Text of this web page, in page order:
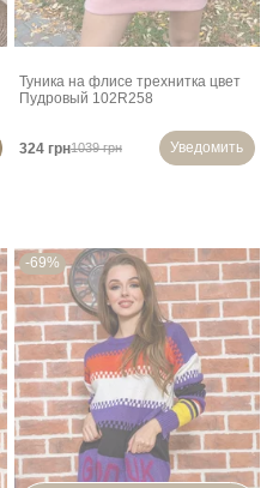
Туника на флисе трехнитка цвет
Пудровый 102R258
324 грн1039 грн Уведомить
-69%